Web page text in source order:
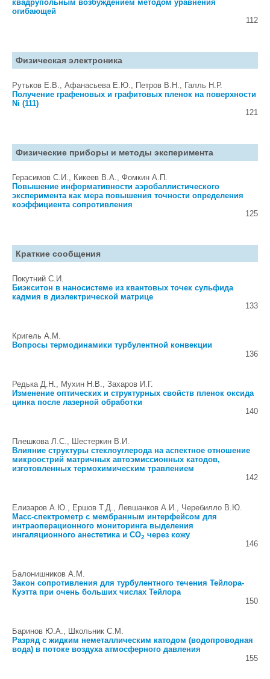
квадрупольным возбуждением методом уравнения
огибающей
112
Физическая электроника
Рутьков Е.В., Афанасьева Е.Ю., Петров В.Н., Галль Н.Р.
Получение графеновых и графитовых пленок на поверхности
Ni (111)
121
Физические приборы и методы эксперимента
Герасимов С.И., Кикеев В.А., Фомкин А.П.
Повышение информативности аэробаллистического
эксперимента как мера повышения точности определения
коэффициента сопротивления
125
Краткие сообщения
Покутний С.И.
Биэкситон в наносистеме из квантовых точек сульфида
кадмия в диэлектрической матрице
133
Кригель А.М.
Вопросы термодинамики турбулентной конвекции
136
Редька Д.Н., Мухин Н.В., Захаров И.Г.
Изменение оптических и структурных свойств пленок оксида
цинка после лазерной обработки
140
Плешкова Л.С., Шестеркин В.И.
Влияние структуры стеклоуглерода на аспектное отношение
микроострий матричных автоэмиссионных катодов,
изготовленных термохимическим травлением
142
Елизаров А.Ю., Ершов Т.Д., Левшанков А.И., Черебилло В.Ю.
Масс-спектрометр с мембранным интерфейсом для
интраоперационного мониторинга выделения
ингаляционного анестетика и CO2 через кожу
146
Балонишников A.M.
Закон сопротивления для турбулентного течения Тейлора-
Куэтта при очень больших числах Тейлора
150
Баринов Ю.А., Школьник С.М.
Разряд с жидким неметаллическим катодом (водопроводная
вода) в потоке воздуха атмосферного давления
155